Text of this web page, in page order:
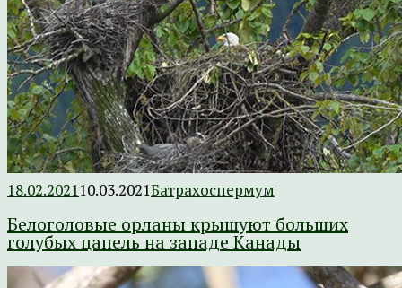
18.02.202110.03.2021Батрахоспермум
Белоголовые орланы крышуют больших
голубых цапель на западе Канады